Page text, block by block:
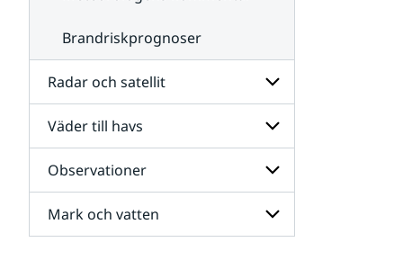
Brandriskprognoser
Radar och satellit
Undersidor
för
Radar
och
satellit
Väder till havs
Undersidor
för
Väder
till
havs
Observationer
Undersidor
för
Mark och vatten